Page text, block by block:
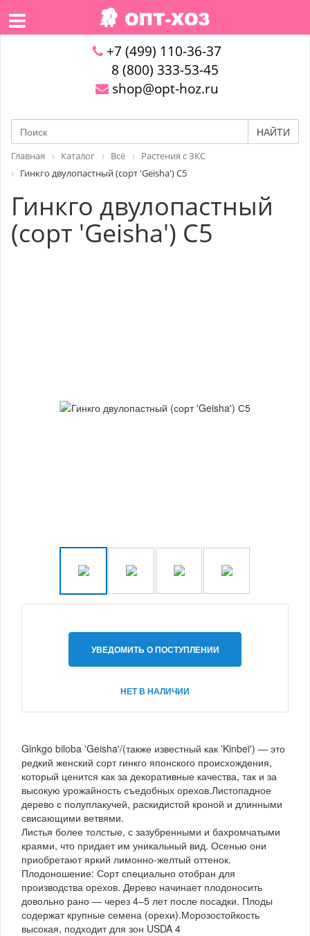
+7 (499) 110-36-37
8 (800) 333-53-45
shop@opt-hoz.ru
НАЙТИ
Главная Каталог Всё
Растения с ЗКС
Гинкго двулопастный (сорт 'Geisha') С5
Гинкго двулопастный
(сорт 'Geisha') С5
УВЕДОМИТЬ О ПОСТУПЛЕНИИ
НЕТ В НАЛИЧИИ
Ginkgo biloba 'Geisha'/(также известный как 'Kinbei') — это
редкий женский сорт гинкго японского происхождения,
который ценится как за декоративные качества, так и за
высокую урожайность съедобных орехов.Листопадное
дерево с полуплакучей, раскидистой кроной и длинными
свисающими ветвями.
Листья более толстые, с зазубренными и бахромчатыми
краями, что придает им уникальный вид. Осенью они
приобретают яркий лимонно-желтый оттенок.
Плодоношение: Сорт специально отобран для
производства орехов. Дерево начинает плодоносить
довольно рано — через 4–5 лет после посадки. Плоды
содержат крупные семена (орехи).Морозостойкость
высокая, подходит для зон USDA 4